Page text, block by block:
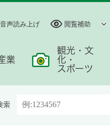
音声読み上げ 閲覧補助
業
観光・文
化・
スポーツ
索